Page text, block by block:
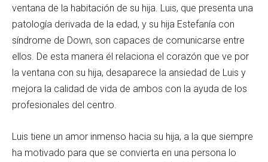
ventana de la habitación de su hija. Luis, que presenta una
patología derivada de la edad, y su hija Estefanía con
síndrome de Down, son capaces de comunicarse entre
ellos. De esta manera él relaciona el corazón que ve por
la ventana con su hija, desaparece la ansiedad de Luis y
mejora la calidad de vida de ambos con la ayuda de los
profesionales del centro.
Luis tiene un amor inmenso hacia su hija, a la que siempre
ha motivado para que se convierta en una persona lo